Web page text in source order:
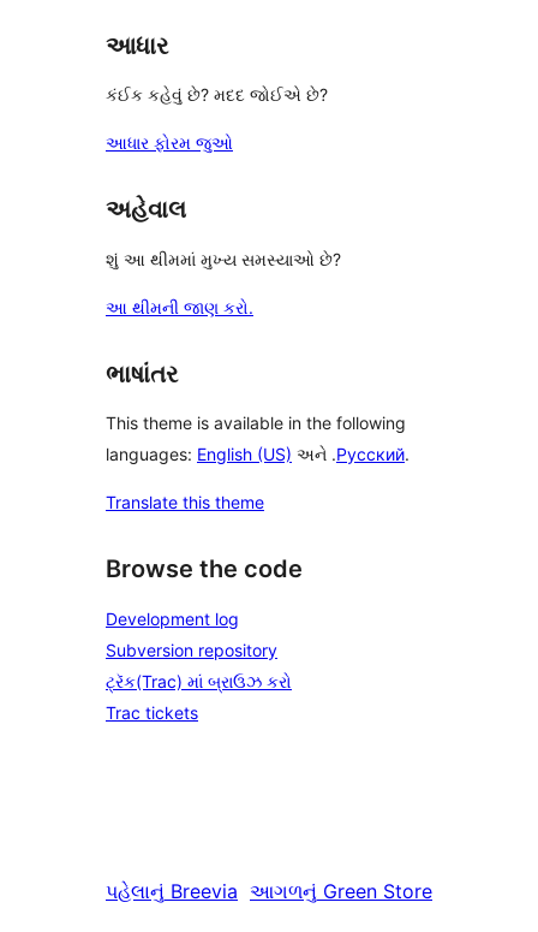
આધાર
કંઈક કહેવું છે? મદદ જોઈએ છે?
આધાર ફોરમ જુઓ
અહેવાલ
શું આ થીમમાં મુખ્ય સમસ્યાઓ છે?
આ થીમની જાણ કરો.
ભાષાંતર
This theme is available in the following
languages: English (US) અને .Русский.
Translate this theme
Browse the code
Development log
Subversion repository
ટ્રૅક(Trac) માં બ્રાઉઝ કરો
Trac tickets
પહેલાનું Breevia આગળનું Green Store